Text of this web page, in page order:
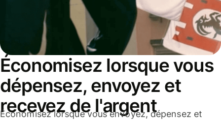
Économisez lorsque vous
dépensez, envoyez et
recevez de l'argent
Économisez lorsque vous envoyez, dépensez et